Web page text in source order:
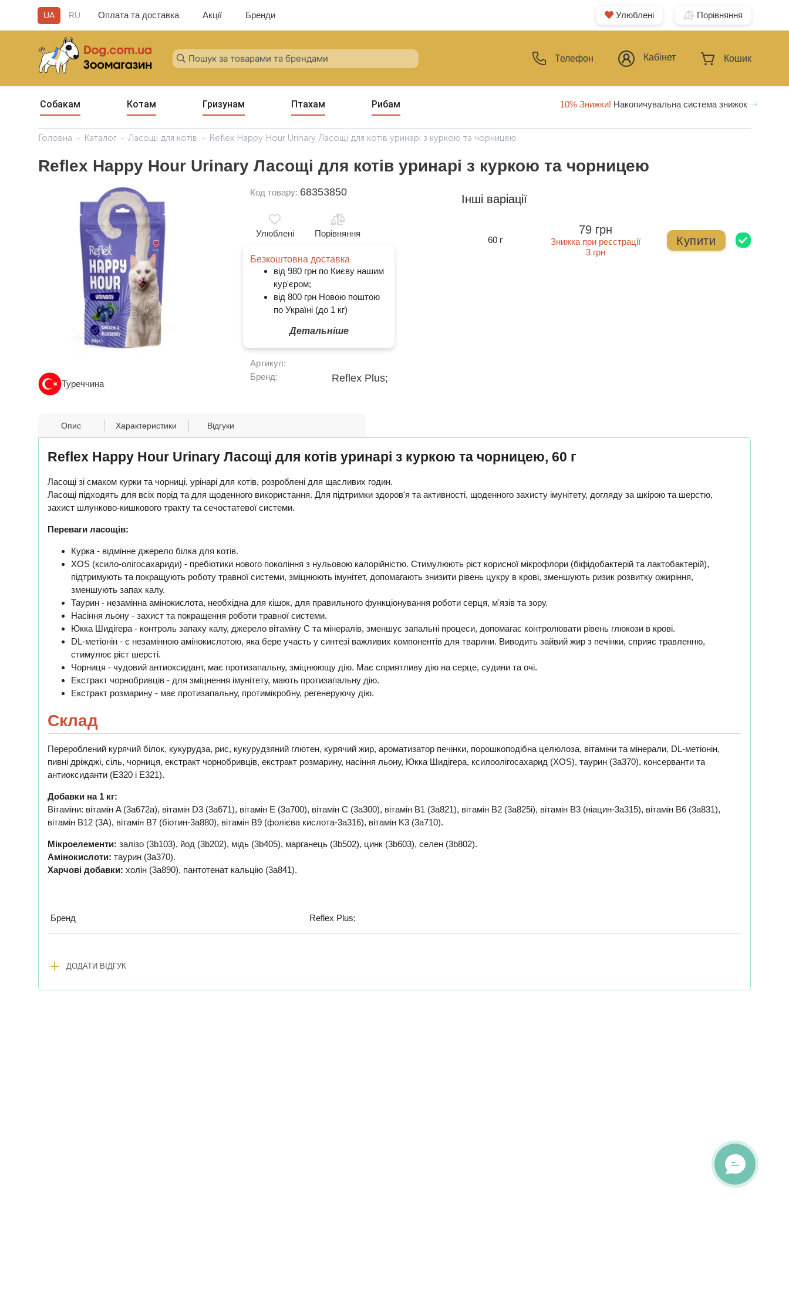
UA RU Оплата та доставка Акції Бренди Улюблені Порівняння
Телефон Кабінет Кошик
Собакам Котам Гризунам Птахам Рибам 10% Знижки! Накопичувальна система знижок
Головна Каталог Ласощі для котів Reflex Happy Hour Urinary Ласощі для котів уринарі з куркою та чорницею
Reflex Happy Hour Urinary Ласощі для котів уринарі з куркою та чорницею
Туреччина
Код товару: 68353850
Улюблені Порівняння
Безкоштовна доставка
від 980 грн по Києву нашим
кур'єром;
від 800 грн Новою поштою
по Україні (до 1 кг)
Детальніше
Артикул:
Бренд:
Reflex Plus;
Інші варіації
60 г
79 грн
Знижка при реєстрації
3 грн
Купити
Опис Характеристики Відгуки
Reflex Happy Hour Urinary Ласощі для котів уринарі з куркою та чорницею, 60 г
Ласощі зі смаком курки та чорниці, урінарі для котів, розроблені для щасливих годин.
Ласощі підходять для всіх порід та для щоденного використання. Для підтримки здоров'я та активності, щоденного захисту імунітету, догляду за шкірою та шерстю,
захист шлунково-кишкового тракту та сечостатевої системи.
Переваги ласощів:
Курка - відмінне джерело білка для котів.
XOS (ксило-олігосахариди) - пребіотики нового покоління з нульовою калорійністю. Стимулюють ріст корисної мікрофлори (біфідобактерій та лактобактерій),
підтримують та покращують роботу травної системи, зміцнюють імунітет, допомагають знизити рівень цукру в крові, зменшують ризик розвитку ожиріння,
зменшують запах калу.
Таурин - незамінна амінокислота, необхідна для кішок, для правильного функціонування роботи серця, мʼязів та зору.
Насіння льону - захист та покращення роботи травної системи.
Юкка Шидігера - контроль запаху калу, джерело вітаміну С та мінералів, зменшує запальні процеси, допомагає контролювати рівень глюкози в крові.
DL-метiонін - є незамінною амінокислотою, яка бере участь у синтезі важливих компонентів для тварини. Виводить зайвий жир з печінки, сприяє травленню,
стимулює ріст шерсті.
Чорниця - чудовий антиоксидант, має протизапальну, зміцнюющу дію. Має сприятливу дію на серце, судини та очі.
Екстракт чорнобривців - для зміцнення імунітету, мають протизапальну дію.
Екстракт розмарину - має протизапальну, протимікробну, регенеруючу дію.
Склад
Перероблений курячий білок, кукурудза, рис, кукурудзяний глютен, курячий жир, ароматизатор печінки, порошкоподібна целюлоза, вітаміни та мінерали, DL-метіонін,
пивні дріжджі, сіль, чорниця, екстракт чорнобривців, екстракт розмарину, насіння льону, Юкка Шидігера, ксилоолігосахарид (XOS), таурин (3a370), консерванти та
антиоксиданти (E320 і E321).
Добавки на 1 кг:
Вітаміни: вітамін A (3a672a), вітамін D3 (3a671), вітамін E (3a700), вітамін C (3a300), вітамін B1 (3a821), вітамін B2 (3a825i), вітамін B3 (ніацин-3a315), вітамін B6 (3a831),
вітамін B12 (3A), вітамін B7 (біотин-3a880), вітамін B9 (фолієва кислота-3a316), вітамін K3 (3a710).
Мікроелементи: залізо (3b103), йод (3b202), мідь (3b405), марганець (3b502), цинк (3b603), селен (3b802).
Амінокислоти: таурин (3a370).
Харчові добавки: холін (3a890), пантотенат кальцію (3a841).
Бренд Reflex Plus;
add ДОДАТИ ВІДГУК